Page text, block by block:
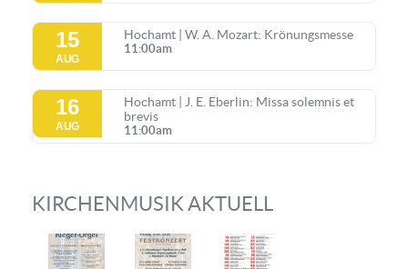
15
AUG
Hochamt | W. A. Mozart: Krönungsmesse
11:00am
16
AUG
Hochamt | J. E. Eberlin: Missa solemnis et
brevis
11:00am
KIRCHENMUSIK AKTUELL